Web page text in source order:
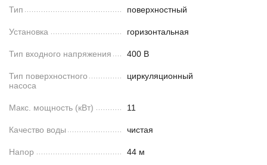
Тип поверхностный
Установка горизонтальная
Тип входного напряжения 400 В
Тип поверхностного
насоса
циркуляционный
Макс. мощность (кВт) 11
Качество воды чистая
Напор 44 м